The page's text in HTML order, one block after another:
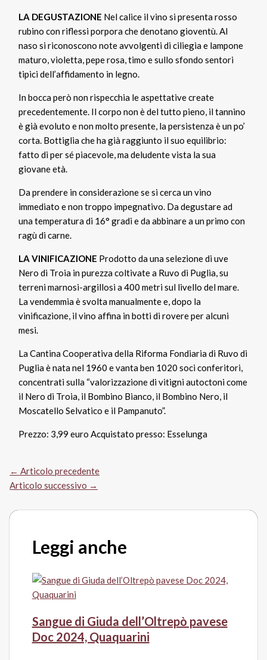
LA DEGUSTAZIONE Nel calice il vino si presenta rosso
rubino con riflessi porpora che denotano gioventù. Al
naso si riconoscono note avvolgenti di ciliegia e lampone
maturo, violetta, pepe rosa, timo e sullo sfondo sentori
tipici dell’affidamento in legno.
In bocca però non rispecchia le aspettative create
precedentemente. Il corpo non è del tutto pieno, il tannino
è già evoluto e non molto presente, la persistenza è un po’
corta. Bottiglia che ha già raggiunto il suo equilibrio:
fatto di per sé piacevole, ma deludente vista la sua
giovane età.
Da prendere in considerazione se si cerca un vino
immediato e non troppo impegnativo. Da degustare ad
una temperatura di 16° gradi e da abbinare a un primo con
ragù di carne.
LA VINIFICAZIONE Prodotto da una selezione di uve
Nero di Troia in purezza coltivate a Ruvo di Puglia, su
terreni marnosi-argillosi a 400 metri sul livello del mare.
La vendemmia è svolta manualmente e, dopo la
vinificazione, il vino affina in botti di rovere per alcuni
mesi.
La Cantina Cooperativa della Riforma Fondiaria di Ruvo di
Puglia è nata nel 1960 e vanta ben 1020 soci conferitori,
concentrati sulla “valorizzazione di vitigni autoctoni come
il Nero di Troia, il Bombino Bianco, il Bombino Nero, il
Moscatello Selvatico e il Pampanuto”.
Prezzo: 3,99 euro Acquistato presso: Esselunga
← Articolo precedente
Articolo successivo →
Leggi anche
Sangue di Giuda dell’Oltrepò pavese
Doc 2024, Quaquarini